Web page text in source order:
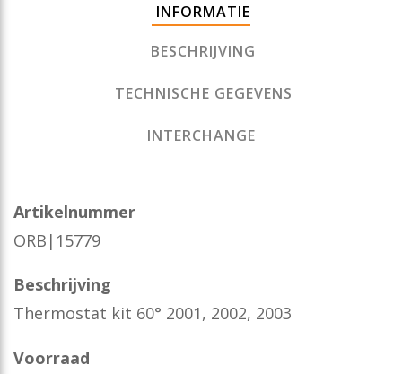
INFORMATIE
BESCHRIJVING
TECHNISCHE GEGEVENS
INTERCHANGE
Artikelnummer
ORB|15779
Beschrijving
Thermostat kit 60° 2001, 2002, 2003
Voorraad